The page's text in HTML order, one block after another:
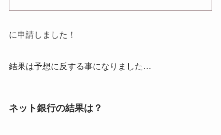
に申請しました！
結果は予想に反する事になりました…
ネット銀行の結果は？